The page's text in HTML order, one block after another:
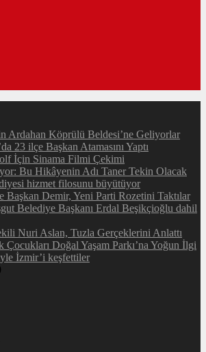
Ardahan Köprülü Beldesi’ne Geliyorlar
23 ilçe Başkan Atamasını Yaptı
İçin Sinama Filmi Çekimi
Bu Hikâyenin Adı Taner Tekin Olacak
hizmet filosunu büyütüyor
Başkan Demir, Yeni Parti Rozetini Taktılar
Belediye Başkanı Erdal Beşikçioğlu dahil
Nuri Aslan, Tuzla Gerçeklerini Anlattı
Çocukları Doğal Yaşam Parkı’na Yoğun İlgi
İzmir’i keşfettiler